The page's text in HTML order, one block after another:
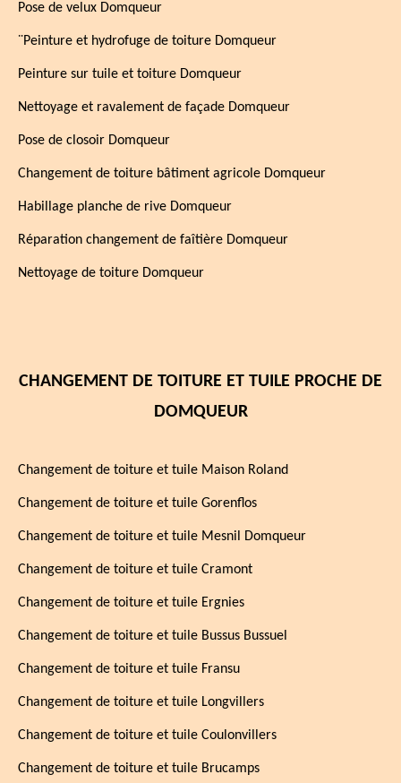
Pose de velux Domqueur
¨Peinture et hydrofuge de toiture Domqueur
Peinture sur tuile et toiture Domqueur
Nettoyage et ravalement de façade Domqueur
Pose de closoir Domqueur
Changement de toiture bâtiment agricole Domqueur
Habillage planche de rive Domqueur
Réparation changement de faîtière Domqueur
Nettoyage de toiture Domqueur
CHANGEMENT DE TOITURE ET TUILE PROCHE DE
DOMQUEUR
Changement de toiture et tuile Maison Roland
Changement de toiture et tuile Gorenflos
Changement de toiture et tuile Mesnil Domqueur
Changement de toiture et tuile Cramont
Changement de toiture et tuile Ergnies
Changement de toiture et tuile Bussus Bussuel
Changement de toiture et tuile Fransu
Changement de toiture et tuile Longvillers
Changement de toiture et tuile Coulonvillers
Changement de toiture et tuile Brucamps